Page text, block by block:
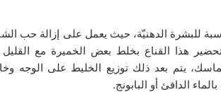
للبشرة الدهنيّة، حيث يعمل على إزالة حب
تحضير هذا القناع بخلط بعض الخميرة مع
يتم بعد ذلك توزيع الخليط على الوجه